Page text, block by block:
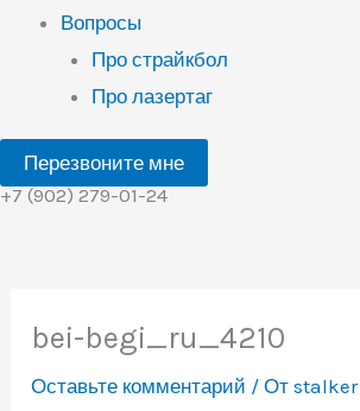
Вопросы
Про страйкбол
Про лазертаг
Перезвоните мне
+7 (902) 279-01-24
bei-begi_ru_4210
Оставьте комментарий / Отstalker